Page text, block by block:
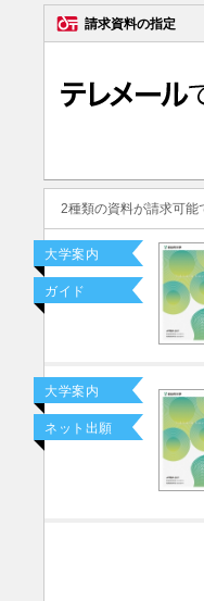
請求資料の指定
2種類の資料が請求可能
大学案内
ガイド
大学案内
ネット出願